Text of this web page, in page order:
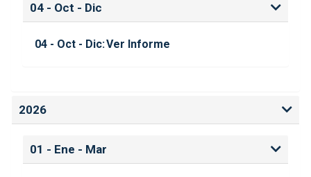
04 - Oct - Dic
04 - Oct - Dic:Ver Informe
2026
01 - Ene - Mar